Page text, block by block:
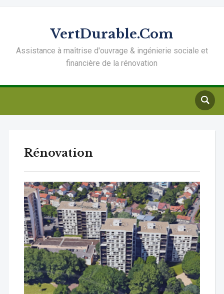
VertDurable.Com
Assistance à maîtrise d'ouvrage & ingénierie sociale et
financière de la rénovation
Rénovation